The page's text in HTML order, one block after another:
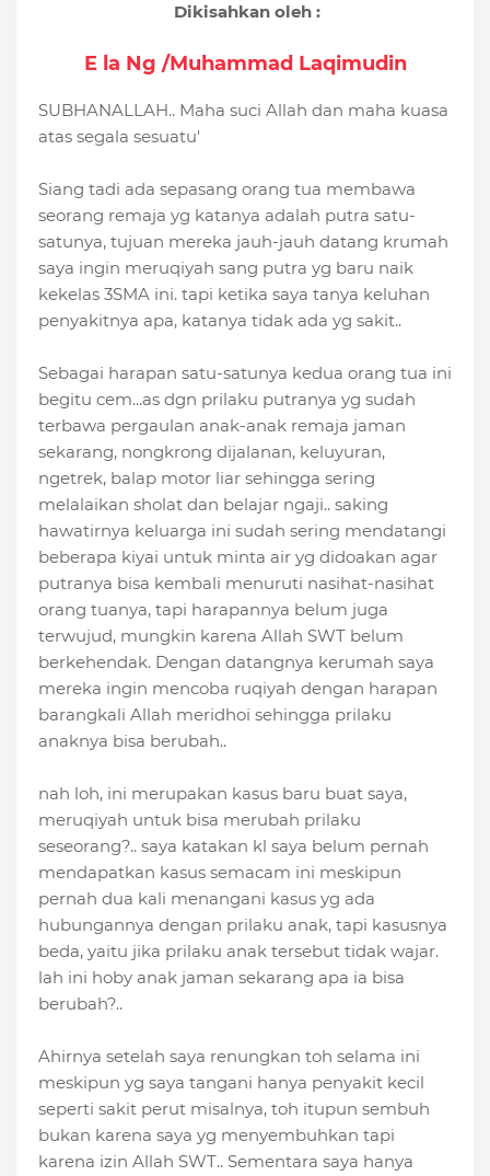
Dikisahkan oleh :
E la Ng /Muhammad Laqimudin
SUBHANALLAH.. Maha suci Allah dan maha kuasa
atas segala sesuatu'
Siang tadi ada sepasang orang tua membawa
seorang remaja yg katanya adalah putra satu-
satunya, tujuan mereka jauh-jauh datang krumah
saya ingin meruqiyah sang putra yg baru naik
kekelas 3SMA ini. tapi ketika saya tanya keluhan
penyakitnya apa, katanya tidak ada yg sakit..
Sebagai harapan satu-satunya kedua orang tua ini
begitu cem...as dgn prilaku putranya yg sudah
terbawa pergaulan anak-anak remaja jaman
sekarang, nongkrong dijalanan, keluyuran,
ngetrek, balap motor liar sehingga sering
melalaikan sholat dan belajar ngaji.. saking
hawatirnya keluarga ini sudah sering mendatangi
beberapa kiyai untuk minta air yg didoakan agar
putranya bisa kembali menuruti nasihat-nasihat
orang tuanya, tapi harapannya belum juga
terwujud, mungkin karena Allah SWT belum
berkehendak. Dengan datangnya kerumah saya
mereka ingin mencoba ruqiyah dengan harapan
barangkali Allah meridhoi sehingga prilaku
anaknya bisa berubah..
nah loh, ini merupakan kasus baru buat saya,
meruqiyah untuk bisa merubah prilaku
seseorang?.. saya katakan kl saya belum pernah
mendapatkan kasus semacam ini meskipun
pernah dua kali menangani kasus yg ada
hubungannya dengan prilaku anak, tapi kasusnya
beda, yaitu jika prilaku anak tersebut tidak wajar.
lah ini hoby anak jaman sekarang apa ia bisa
berubah?..
Ahirnya setelah saya renungkan toh selama ini
meskipun yg saya tangani hanya penyakit kecil
seperti sakit perut misalnya, toh itupun sembuh
bukan karena saya yg menyembuhkan tapi
karena izin Allah SWT.. Sementara saya hanya